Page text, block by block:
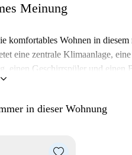
Meinung
komfortables Wohnen in
eine zentrale Klimaanlage,
einen Geschirrspüler und einen
Wert auf Komfort legen: Alle
sind alle Annehmlichkeiten und
keyboard_arrow_down
in dieser Wohnung